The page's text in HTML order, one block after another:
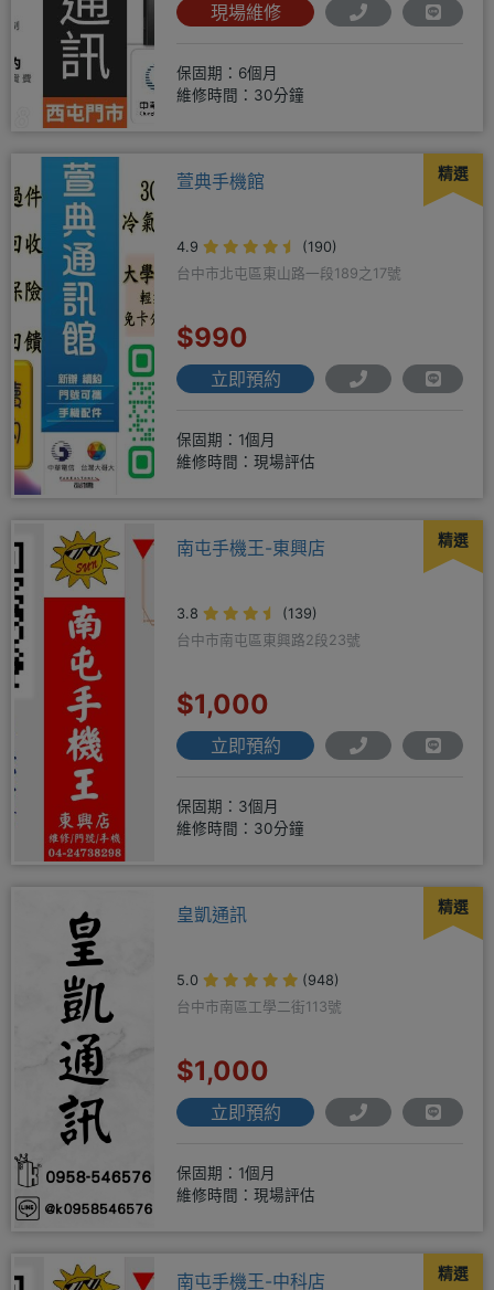
現場維修
保固期：6個月
維修時間：30分鐘
精選
萱典手機館
4.9
(190)
台中市北屯區東山路一段189之17號
$990
立即預約
保固期：1個月
維修時間：現場評估
精選
南屯手機王-東興店
3.8
(139)
台中市南屯區東興路2段23號
$1,000
立即預約
保固期：3個月
維修時間：30分鐘
精選
皇凱通訊
5.0
(948)
台中市南區工學二街113號
$1,000
立即預約
保固期：1個月
維修時間：現場評估
精選
南屯手機王-中科店